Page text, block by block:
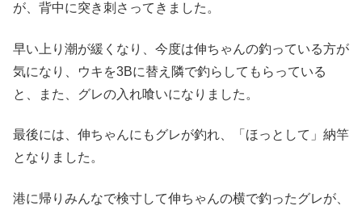
が、背中に突き刺さってきました。
早い上り潮が緩くなり、今度は伸ちゃんの釣っている方が
気になり、ウキを3Bに替え隣で釣らしてもらっている
と、また、グレの入れ喰いになりました。
最後には、伸ちゃんにもグレが釣れ、「ほっとして」納竿
となりました。
港に帰りみんなで検寸して伸ちゃんの横で釣ったグレが、